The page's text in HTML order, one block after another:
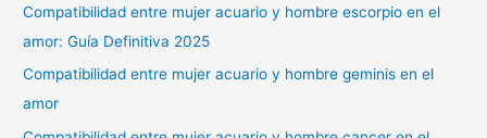
Compatibilidad entre mujer acuario y hombre escorpio en el
amor: Guía Definitiva 2025
Compatibilidad entre mujer acuario y hombre geminis en el
amor